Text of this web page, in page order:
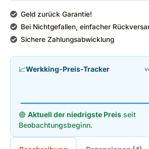
Geld zurück Garantie!
Bei Nichtgefallen, einfacher
Sichere Zahlungsabwicklung
📈Werkking-Preis-Tracker
🟢 Aktuell der niedrigste Preis seit
Beobachtungsbeginn.